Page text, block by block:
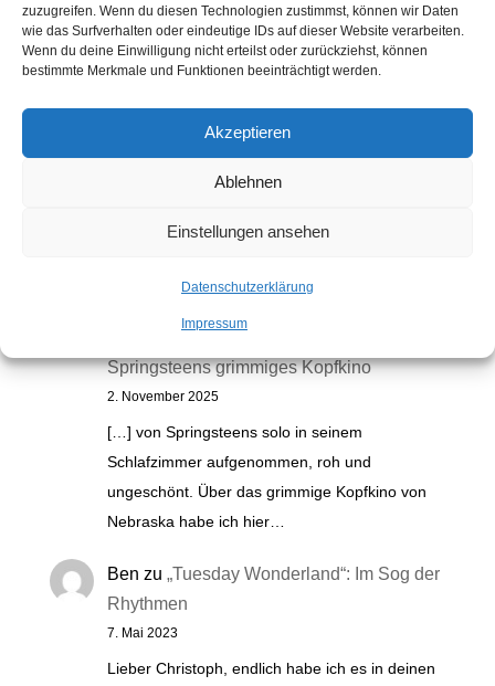
zuzugreifen. Wenn du diesen Technologien zustimmst, können wir Daten
wie das Surfverhalten oder eindeutige IDs auf dieser Website verarbeiten.
Wenn du deine Einwilligung nicht erteilst oder zurückziehst, können
bestimmte Merkmale und Funktionen beeinträchtigt werden.
Akzeptieren
Ablehnen
Einstellungen ansehen
Datenschutzerklärung
Impressum
Kommentare
Springsteens grimmiges Kopfkino
2. November 2025
[…] von Springsteens solo in seinem
Schlafzimmer aufgenommen, roh und
ungeschönt. Über das grimmige Kopfkino von
Nebraska habe ich hier…
Ben zu „Tuesday Wonderland“: Im Sog der
Rhythmen
7. Mai 2023
Lieber Christoph, endlich habe ich es in deinen